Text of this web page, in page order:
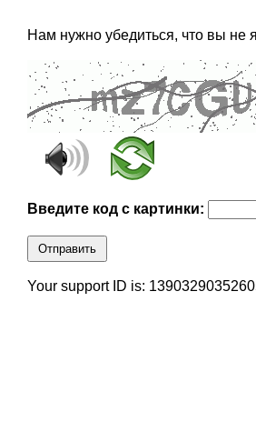
Нам нужно убедиться, что вы не
Введите код с картинки:
Отправить
Your support ID is: